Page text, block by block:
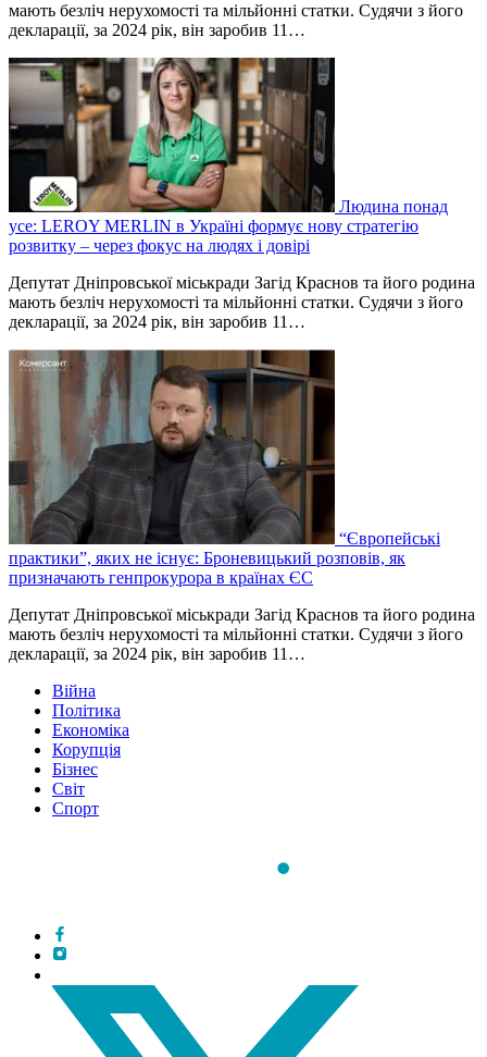
мають безліч нерухомості та мільйонні статки. Судячи з його
декларації, за 2024 рік, він заробив 11…
Людина понад
усе: LEROY MERLIN в Україні формує нову стратегію
розвитку – через фокус на людях і довірі
Депутат Дніпровської міськради Загід Краснов та його родина
мають безліч нерухомості та мільйонні статки. Судячи з його
декларації, за 2024 рік, він заробив 11…
“Європейські
практики”, яких не існує: Броневицький розповів, як
призначають генпрокурора в країнах ЄС
Депутат Дніпровської міськради Загід Краснов та його родина
мають безліч нерухомості та мільйонні статки. Судячи з його
декларації, за 2024 рік, він заробив 11…
Війна
Політика
Економіка
Корупція
Бізнес
Світ
Спорт